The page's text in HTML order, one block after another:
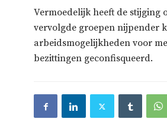
Vermoedelijk heeft de stijging
vervolgde groepen nijpender
arbeidsmogelijkheden voor
bezittingen geconfisqueerd.